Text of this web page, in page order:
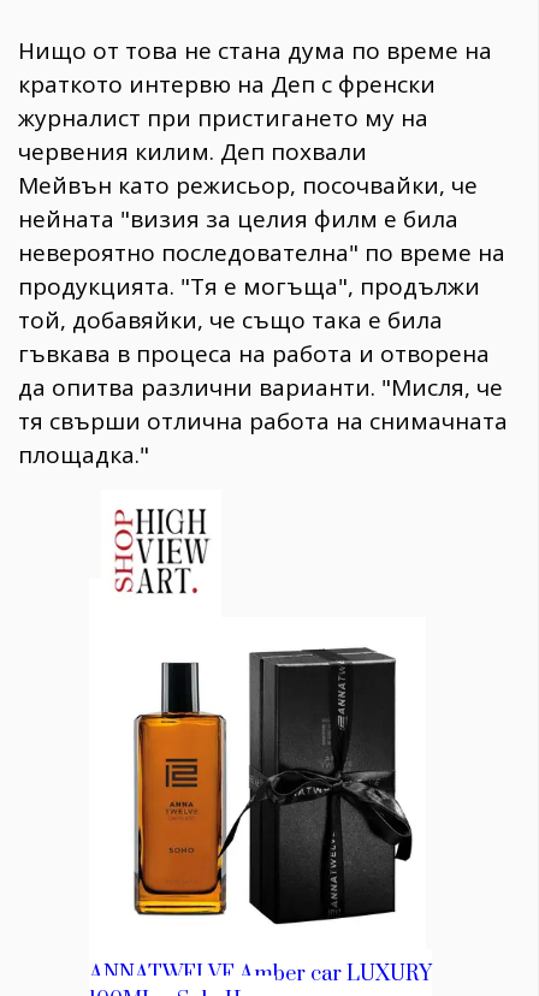
Нищо от това не стана дума по време на
краткото интервю на Деп с френски
журналист при пристигането му на
червения килим. Деп похвали
Мейвън като режисьор, посочвайки, че
нейната "визия за целия филм е била
невероятно последователна" по време на
продукцията. "Тя е могъща", продължи
той, добавяйки, че също така е била
гъвкава в процеса на работа и отворена
да опитва различни варианти. "Мисля, че
тя свърши отлична работа на снимачната
площадка."